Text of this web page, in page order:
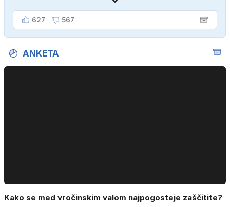
627 567
ANKETA
Kako se med vročinskim valom najpogosteje zaščitite?